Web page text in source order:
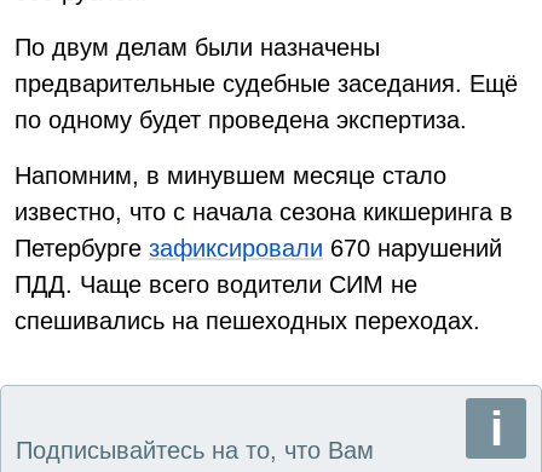
По двум делам были назначены
предварительные судебные заседания. Ещё
по одному будет проведена экспертиза.
Напомним, в минувшем месяце стало
известно, что с начала сезона кикшеринга в
Петербурге зафиксировали 670 нарушений
ПДД. Чаще всего водители СИМ не
спешивались на пешеходных переходах.
Подписывайтесь на то, что Вам